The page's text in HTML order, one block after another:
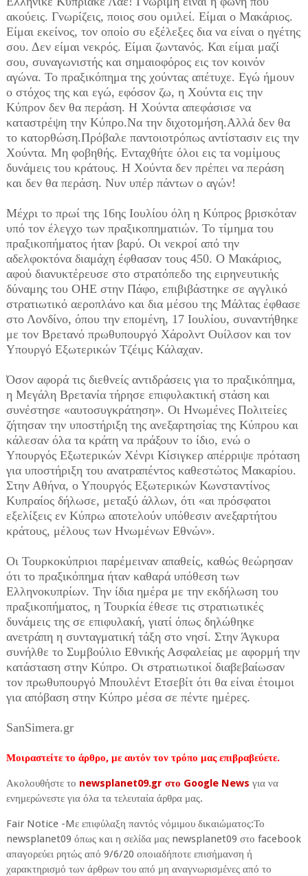
ακούεις. Γνωρίζεις, ποιος σου ομιλεί. Είμαι ο Μακάριος.
Είμαι εκείνος, τον οποίο συ εξέλεξες δια να είναι ο ηγέτης
σου. Δεν είμαι νεκρός. Είμαι ζωντανός. Και είμαι μαζί
σου, συναγωνιστής και σημαιοφόρος εις τον κοινόν
αγώνα. Το πραξικόπημα της χούντας απέτυχε. Εγώ ήμουν
ο στόχος της και εγώ, εφόσον ζω, η Χούντα εις την
Κύπρον δεν θα περάση. Η Χούντα απεφάσισε να
καταστρέψη την Κύπρο.Να την διχοτομήση.Αλλά δεν θα
το κατορθώση.Πρόβαλε παντοιοτρόπως αντίστασιν εις την
Χούντα. Μη φοβηθής. Ενταχθήτε όλοι εις τα νομίμους
δυνάμεις του κράτους. Η Χούντα δεν πρέπει να περάση
και δεν θα περάση. Νυν υπέρ πάντων ο αγών!
Μέχρι το πρωί της 16ης Ιουλίου όλη η Κύπρος βρισκόταν
υπό τον έλεγχο των πραξικοπηματιών. Το τίμημα του
πραξικοπήματος ήταν βαρύ. Οι νεκροί από την
αδελφοκτόνα διαμάχη έφθασαν τους 450. Ο Μακάριος,
αφού διανυκτέρευσε στο στρατόπεδο της ειρηνευτικής
δύναμης του ΟΗΕ στην Πάφο, επιβιβάστηκε σε αγγλικό
στρατιωτικό αεροπλάνο και δια μέσου της Μάλτας έφθασε
στο Λονδίνο, όπου την επομένη, 17 Ιουλίου, συναντήθηκε
με τον Βρετανό πρωθυπουργό Χάρολντ Ουίλσον και τον
Υπουργό Εξωτερικών Τζέιμς Κάλαχαν.
Όσον αφορά τις διεθνείς αντιδράσεις για το πραξικόπημα,
η Μεγάλη Βρετανία τήρησε επιφυλακτική στάση και
συνέστησε «αυτοσυγκράτηση». Οι Ηνωμένες Πολιτείες
ζήτησαν την υποστήριξη της ανεξαρτησίας της Κύπρου και
κάλεσαν όλα τα κράτη να πράξουν το ίδιο, ενώ ο
Υπουργός Εξωτερικών Χένρι Κίσιγκερ απέρριψε πρόταση
για υποστήριξη του ανατραπέντος καθεστώτος Μακαρίου.
Στην Αθήνα, ο Υπουργός Εξωτερικών Κωνσταντίνος
Κυπραίος δήλωσε, μεταξύ άλλων, ότι «αι πρόσφατοι
εξελίξεις εν Κύπρω αποτελούν υπόθεσιν ανεξαρτήτου
κράτους, μέλους των Ηνωμένων Εθνών».
Οι Τουρκοκύπριοι παρέμειναν απαθείς, καθώς θεώρησαν
ότι το πραξικόπημα ήταν καθαρά υπόθεση των
Ελληνοκυπρίων. Την ίδια ημέρα με την εκδήλωση του
πραξικοπήματος, η Τουρκία έθεσε τις στρατιωτικές
δυνάμεις της σε επιφυλακή, γιατί όπως δηλώθηκε
ανετράπη η συνταγματική τάξη στο νησί. Στην Άγκυρα
συνήλθε το Συμβούλιο Εθνικής Ασφαλείας με αφορμή την
κατάσταση στην Κύπρο. Οι στρατιωτικοί διαβεβαίωσαν
τον πρωθυπουργό Μπουλέντ Ετσεβίτ ότι θα είναι έτοιμοι
για απόβαση στην Κύπρο μέσα σε πέντε ημέρες.
SanSimera.gr
Μοιραστείτε το άρθρο, με αυτόν τον τρόπο μας επιβραβεύετε.
Ακολουθήστε το newsplanet09.gr στο Google News για να
ενημερώνεστε για όλα τα τελευταία άρθρα μας.
Fair Notice -Mε επιφύλαξη παντός νόμιμου δικαιώματος:Το
newsplanet09 όπως και η σελίδα μας newsplanet09 στο facebook
απαγορεύει ρητώς από 9/6/20 οποιαδήποτε επισήμανση ή
χαρακτηρισμό των άρθρων του από μη αναγνωρισμένες από το